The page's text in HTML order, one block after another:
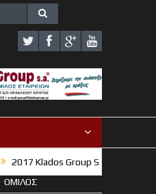
2017 Klados Group S.A. : Χρόνια
ΟΜΙΛΟΣ